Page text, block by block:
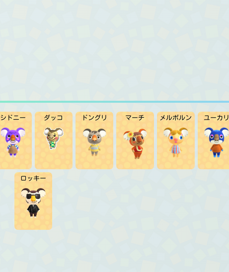
シドニー ダッコ ドングリ マーチ メルボルン ユーカリ
ロッキー